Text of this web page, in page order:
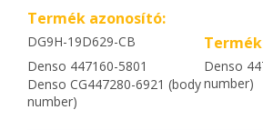
Termék azonosító:
DG9H-19D629-CB
Denso 447160-5801
Denso
number)
Denso CG447280-6921 (body
number)